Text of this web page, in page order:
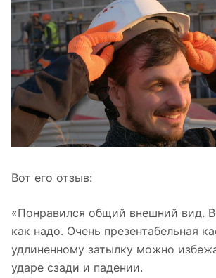
Вот его отзыв:
«Понравился общий внешний вид.
как надо. Очень презентабельная
удлиненному затылку можно
ударе сзади и падении.